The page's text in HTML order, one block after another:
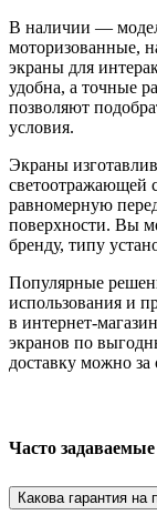
В наличии —
моторизованные,
экраны для
удобна, а точные
позволяют
условия.
Экраны
светоотражающей
равномерную
поверхности. Вы
бренду, типу
Популярные
использования и
в интернет-
экранов по
доставку можно
Часто
Какова гарантия на